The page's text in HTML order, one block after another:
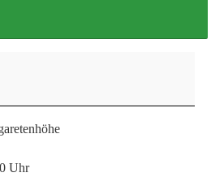
Uhr